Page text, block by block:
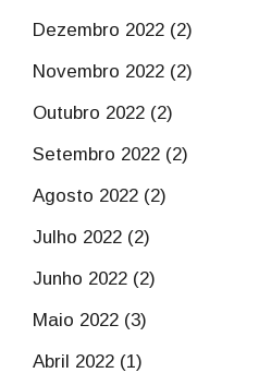
Dezembro 2022 (2)
Novembro 2022 (2)
Outubro 2022 (2)
Setembro 2022 (2)
Agosto 2022 (2)
Julho 2022 (2)
Junho 2022 (2)
Maio 2022 (3)
Abril 2022 (1)